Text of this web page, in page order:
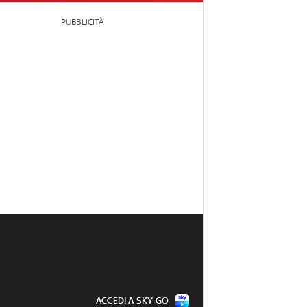
PUBBLICITÀ
ACCEDI A SKY GO